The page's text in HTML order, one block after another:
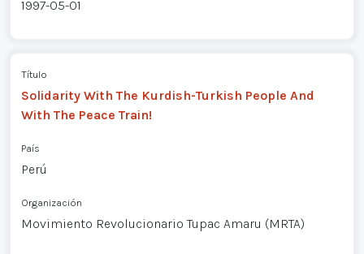
1997-05-01
Título
Solidarity With The Kurdish-Turkish People And
With The Peace Train!
País
Perú
Organización
Movimiento Revolucionario Tupac Amaru (MRTA)